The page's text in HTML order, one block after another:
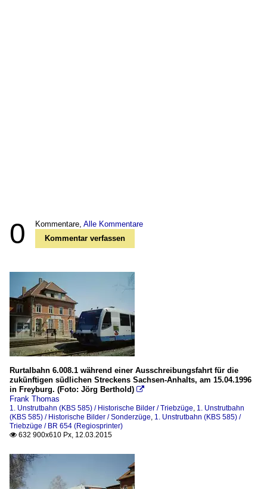
0 Kommentare, Alle Kommentare
Kommentar verfassen
Rurtalbahn 6.008.1 während einer Ausschreibungsfahrt für die
zukünftigen südlichen Streckens Sachsen-Anhalts, am 15.04.1996
in Freyburg. (Foto: Jörg Berthold) 
Frank Thomas
1. Unstrutbahn (KBS 585) / Historische Bilder / Triebzüge, 1. Unstrutbahn
(KBS 585) / Historische Bilder / Sonderzüge, 1. Unstrutbahn (KBS 585) /
Triebzüge / BR 654 (Regiosprinter)
 632 900x610 Px, 12.03.2015